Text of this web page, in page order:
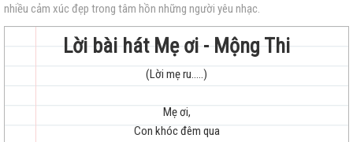
nhiều cảm xúc đẹp trong tâm hồn những người yêu nhạc.
Lời bài hát Mẹ ơi - Mộng Thi
(Lời mẹ ru.....)
Mẹ ơi,
Con khóc đêm qua